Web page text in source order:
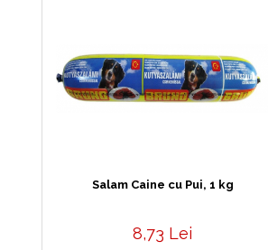
Salam Caine cu Pui, 1 kg
8,73 Lei